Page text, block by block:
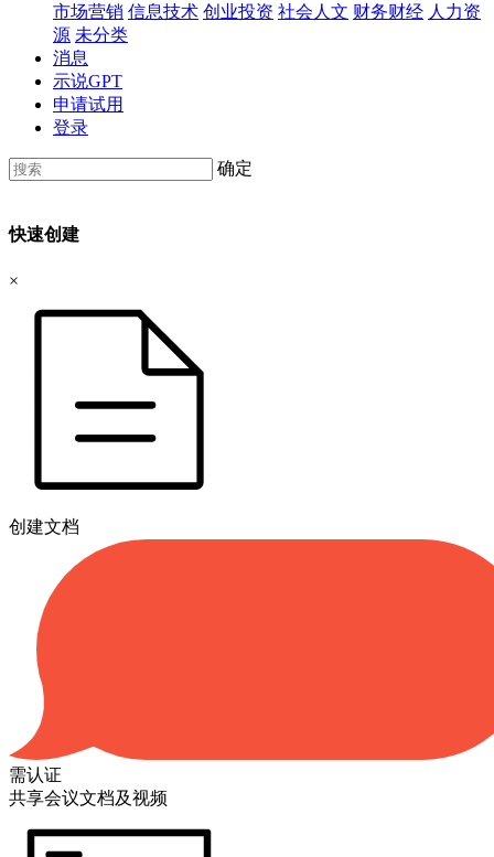
市场营销 信息技术 创业投资 社会人文 财务财经 人力资
源 未分类
消息
示说GPT
申请试用
登录
确定
快速创建
×
创建文档
需认证
共享会议文档及视频